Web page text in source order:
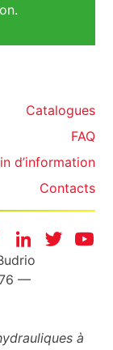
Catalogues
FAQ
d’information
Contacts
FacebookInstagram
Twitter
—
à